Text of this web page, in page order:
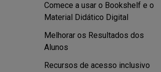
Comece a usar o Bookshelf e o
Material Didático Digital
Melhorar os Resultados dos
Alunos
Recursos de acesso inclusivo